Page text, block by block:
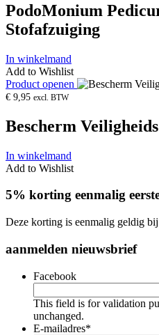
PodoMonium
Stofafzuiging
In winkelmand
Add to Wishlist
Product openen
€ 9,95 excl. BTW
Bescherm
In winkelmand
Add to Wishlist
5% korting eenmalig
Deze korting is eenmalig geldig bij
aanmelden nieuwsbrief
Facebook
This field is for validation
unchanged.
E-mailadres*